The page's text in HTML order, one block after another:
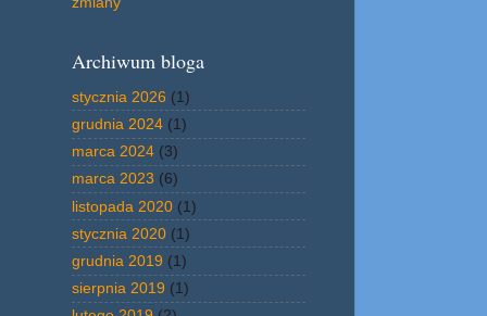
Archiwum bloga
stycznia 2026 (1)
grudnia 2024 (1)
marca 2024 (3)
marca 2023 (6)
listopada 2020 (1)
stycznia 2020 (1)
grudnia 2019 (1)
sierpnia 2019 (1)